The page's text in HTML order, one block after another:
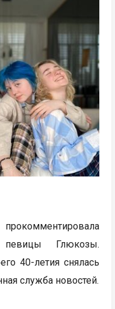
Глюкозы.
40-летия снялась
служба новостей.